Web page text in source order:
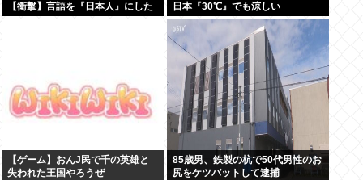
【衝撃】言語を『日本人』にした 日本『30℃』でも涼しい
【ゲーム】おんJ民で千の英雄と
失われた王国やろうぜ
85歳男、鉄製の杭で50代男性のお
尻をケツバットして逮捕